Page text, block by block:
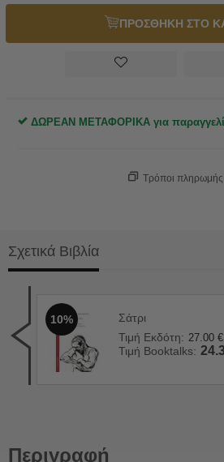
ΠΡΟΣΘΗΚΗ ΣΤΟ
ΔΩΡΕΑΝ ΜΕΤΑΦΟΡΙΚΑ για
Τρόποι πληρωμής
Σχετικά Βιβλία
10%
Σάτρι
Τιμή Εκδότη: 27.00 €
Τιμή Booktalks:
Περιγραφή